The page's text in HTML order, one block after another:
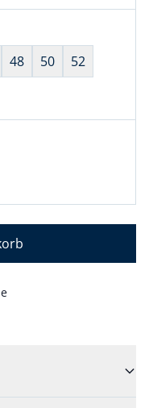
48 50
52
normal ca. 61cm